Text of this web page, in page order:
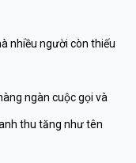
nhiều người còn thiếu
ngàn cuộc gọi và
thu tăng như tên